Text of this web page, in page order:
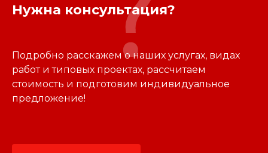
Нужна консультация?
Подробно расскажем о наших услугах, видах
работ и типовых проектах, рассчитаем
стоимость и подготовим индивидуальное
предложение!